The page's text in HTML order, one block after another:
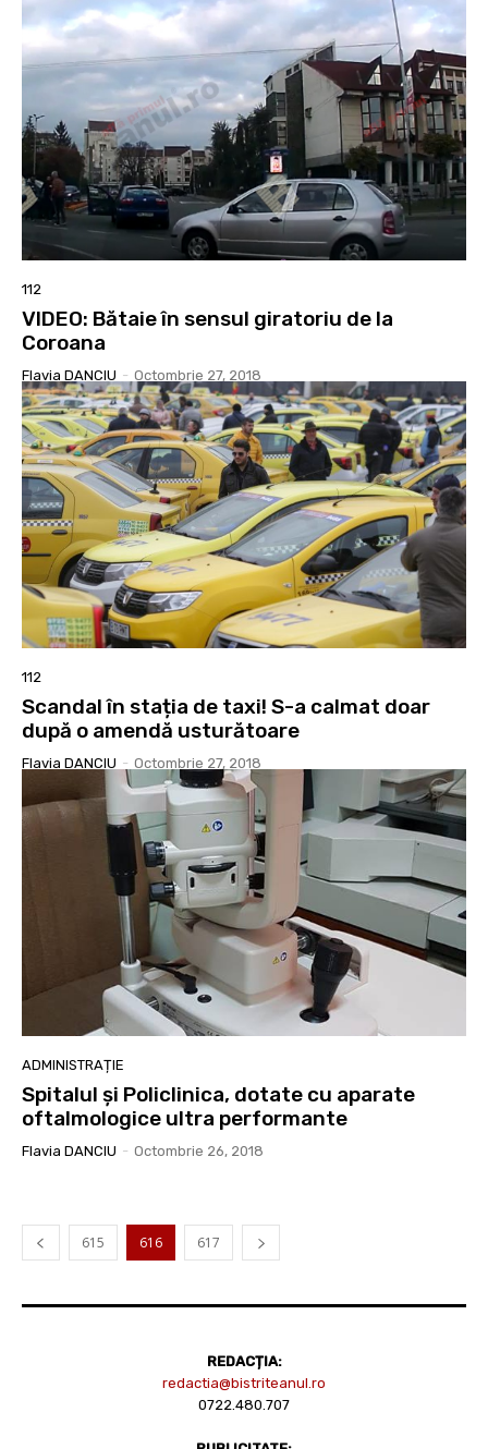
112
VIDEO: Bătaie în sensul giratoriu de la
Coroana
Flavia DANCIU - Octombrie 27, 2018
112
Scandal în stația de taxi! S-a calmat doar
după o amendă usturătoare
Flavia DANCIU - Octombrie 27, 2018
ADMINISTRAȚIE
Spitalul și Policlinica, dotate cu aparate
oftalmologice ultra performante
Flavia DANCIU - Octombrie 26, 2018
615 616 617
REDACȚIA:
redactia@bistriteanul.ro
0722.480.707